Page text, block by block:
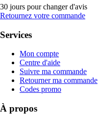
30 jours pour changer d'avis
Retournez votre commande
Services
Mon compte
Centre d'aide
Suivre ma commande
Retourner ma commande
Codes promo
À propos